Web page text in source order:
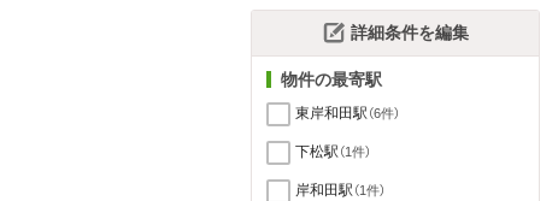
詳細条件を編集
物件の最寄駅
東岸和田駅 （6件）
下松駅 （1件）
岸和田駅 （1件）